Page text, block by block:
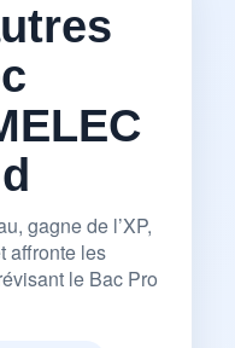
gagne de l’XP,
affronte les
le Bac Pro